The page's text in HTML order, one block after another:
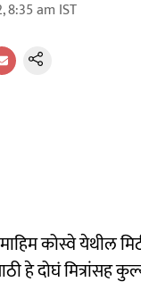
8:35 am IST
कोस्वे येथील
हे दोघं मित्रांसह